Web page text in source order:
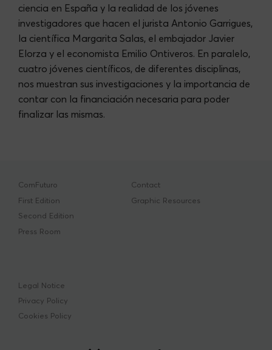
ciencia en España y la realidad de los jóvenes
investigadores que hacen el jurista Antonio Garrigues,
la científica Margarita Salas, el embajador Javier
Elorza y el economista Emilio Ontiveros. En paralelo,
cuatro jóvenes científicos, de diferentes disciplinas,
nos muestran sus investigaciones y la importancia de
contar con la financiación necesaria para poder
finalizar las mismas.
ComFuturo
First Edition
Second Edition
Press Room
Contact
Graphic Resources
Legal Notice
Privacy Policy
Cookies Policy